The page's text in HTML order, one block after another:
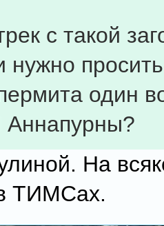
с такой
нужно
один
Аннапурны?
На
ТИМСах.